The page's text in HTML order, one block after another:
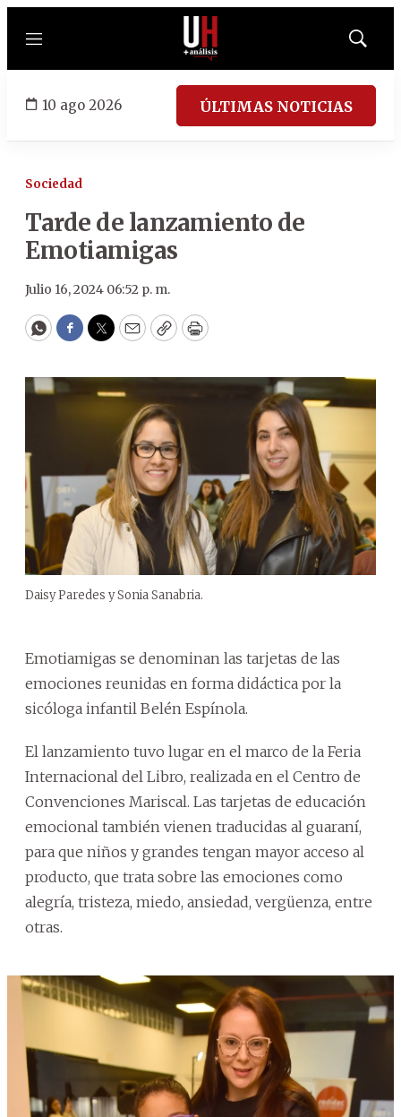
Menú
Mostrar
10 ago 2026 ÚLTIMAS NOTICIAS
Sociedad
Tarde de lanzamiento de
Emotiamigas
Julio 16, 2024 06:52 p. m.
WhatsApp
Facebook
Twitter
EmailCopyPrint
Daisy Paredes y Sonia Sanabria.
Emotiamigas se denominan las tarjetas de las
emociones reunidas en forma didáctica por la
sicóloga infantil Belén Espínola.
El lanzamiento tuvo lugar en el marco de la Feria
Internacional del Libro, realizada en el Centro de
Convenciones Mariscal. Las tarjetas de educación
emocional también vienen traducidas al guaraní,
para que niños y grandes tengan mayor acceso al
producto, que trata sobre las emociones como
alegría, tristeza, miedo, ansiedad, vergüenza, entre
otras.